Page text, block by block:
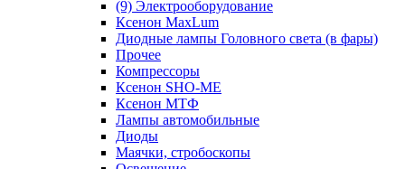
(9) Электрооборудование
Ксенон MaxLum
Диодные лампы Головного света (в фары)
Прочее
Компрессоры
Ксенон SHO-ME
Ксенон МТФ
Лампы автомобильные
Диоды
Маячки, стробоскопы